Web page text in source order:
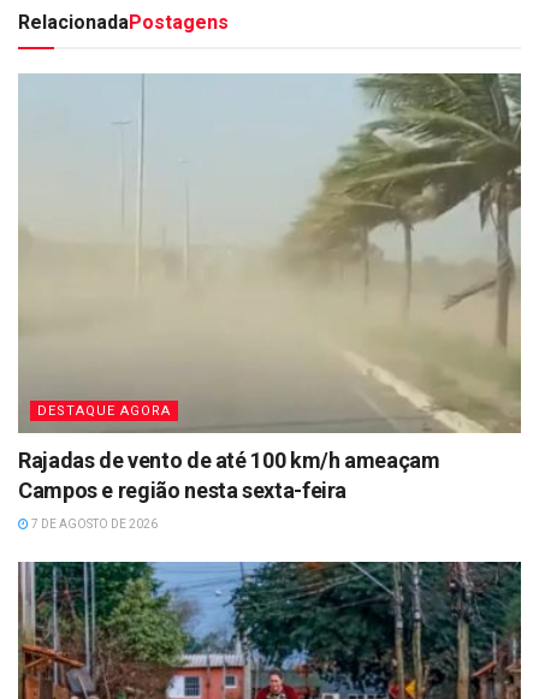
RelacionadaPostagens
DESTAQUE AGORA
Rajadas de vento de até 100 km/h ameaçam
Campos e região nesta sexta-feira
7 DE AGOSTO DE 2026